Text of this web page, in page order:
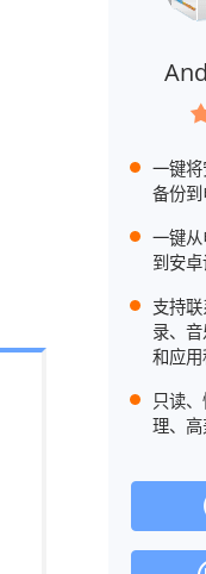
一键
备份到
一键
到安卓
支持
录、
和应用
只读
理、高